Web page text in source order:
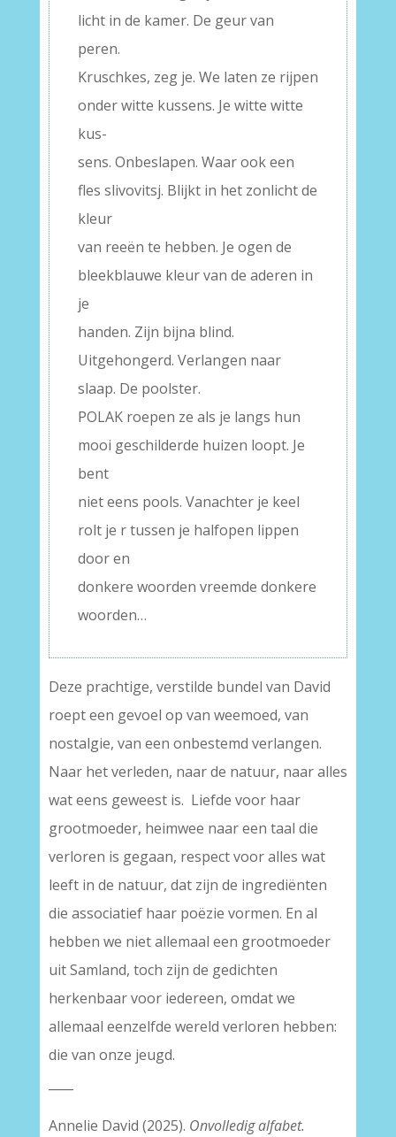
licht in de kamer. De geur van
peren.
Kruschkes, zeg je. We laten ze rijpen
onder witte kussens. Je witte witte
kus-
sens. Onbeslapen. Waar ook een
fles slivovitsj. Blijkt in het zonlicht de
kleur
van reeën te hebben. Je ogen de
bleekblauwe kleur van de aderen in
je
handen. Zijn bijna blind.
Uitgehongerd. Verlangen naar
slaap. De poolster.
POLAK roepen ze als je langs hun
mooi geschilderde huizen loopt. Je
bent
niet eens pools. Vanachter je keel
rolt je r tussen je halfopen lippen
door en
donkere woorden vreemde donkere
woorden…
Deze prachtige, verstilde bundel van David
roept een gevoel op van weemoed, van
nostalgie, van een onbestemd verlangen.
Naar het verleden, naar de natuur, naar alles
wat eens geweest is. Liefde voor haar
grootmoeder, heimwee naar een taal die
verloren is gegaan, respect voor alles wat
leeft in de natuur, dat zijn de ingrediënten
die associatief haar poëzie vormen. En al
hebben we niet allemaal een grootmoeder
uit Samland, toch zijn de gedichten
herkenbaar voor iedereen, omdat we
allemaal eenzelfde wereld verloren hebben:
die van onze jeugd.
Annelie David (2025). Onvolledig alfabet.